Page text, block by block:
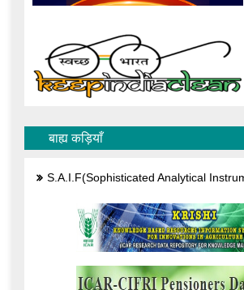
बाह्य कड़ियाँ
S.A.I.F(Sophisticated Analytical